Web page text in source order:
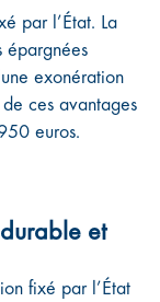
par l’État. La
épargnées
exonération
ces avantages
euros.
et
fixé par l’État